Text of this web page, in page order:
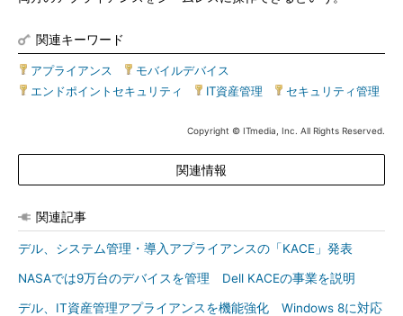
関連キーワード
アプライアンス モバイルデバイス
エンドポイントセキュリティ
IT資産管理 セキュリティ管理
Copyright © ITmedia, Inc. All Rights Reserved.
関連情報
関連記事
デル、システム管理・導入アプライアンスの「KACE」発表
NASAでは9万台のデバイスを管理 Dell KACEの事業を説明
デル、IT資産管理アプライアンスを機能強化 Windows 8に対応